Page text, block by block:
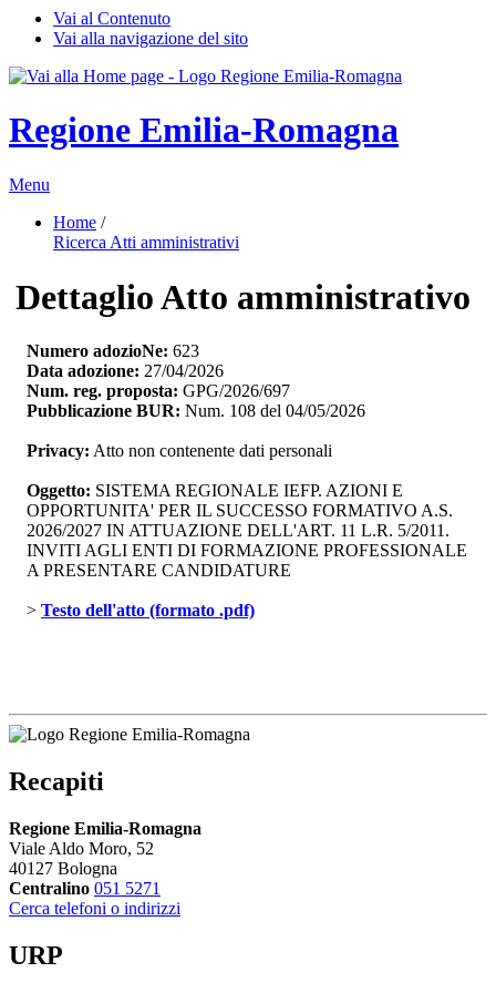
Vai al Contenuto
Vai alla navigazione del sito
Regione Emilia-Romagna
Menu
Home /
Ricerca Atti amministrativi
Dettaglio Atto amministrativo
Numero adozioNe: 623
Data adozione: 27/04/2026
Num. reg. proposta: GPG/2026/697
Pubblicazione BUR: Num. 108 del 04/05/2026
Privacy: Atto non contenente dati personali
Oggetto: SISTEMA REGIONALE IEFP. AZIONI E
OPPORTUNITA' PER IL SUCCESSO FORMATIVO A.S.
2026/2027 IN ATTUAZIONE DELL'ART. 11 L.R. 5/2011.
INVITI AGLI ENTI DI FORMAZIONE PROFESSIONALE
A PRESENTARE CANDIDATURE
> Testo dell'atto (formato .pdf)
Recapiti
Regione Emilia-Romagna
Viale Aldo Moro, 52
40127 Bologna
Centralino 051 5271
Cerca telefoni o indirizzi
URP